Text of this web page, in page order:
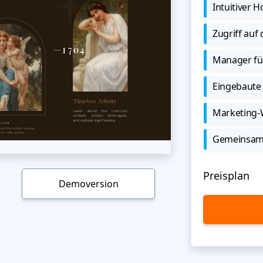
Demoversion
Intuitiver
Zugriff auf
Manager
Marketing-
Preisplan